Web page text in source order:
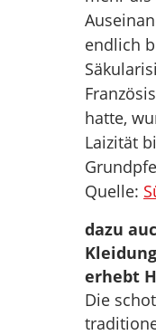
endlich
hatte,
Laizität
Quelle:
dazu
erhebt
Die